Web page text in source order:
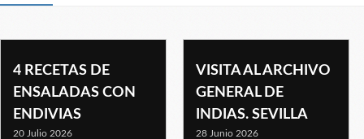
4 RECETAS DE
ENSALADAS CON
ENDIVIAS
20 Julio 2026
VISITA AL ARCHIVO
GENERAL DE
INDIAS. SEVILLA
28 Junio 2026